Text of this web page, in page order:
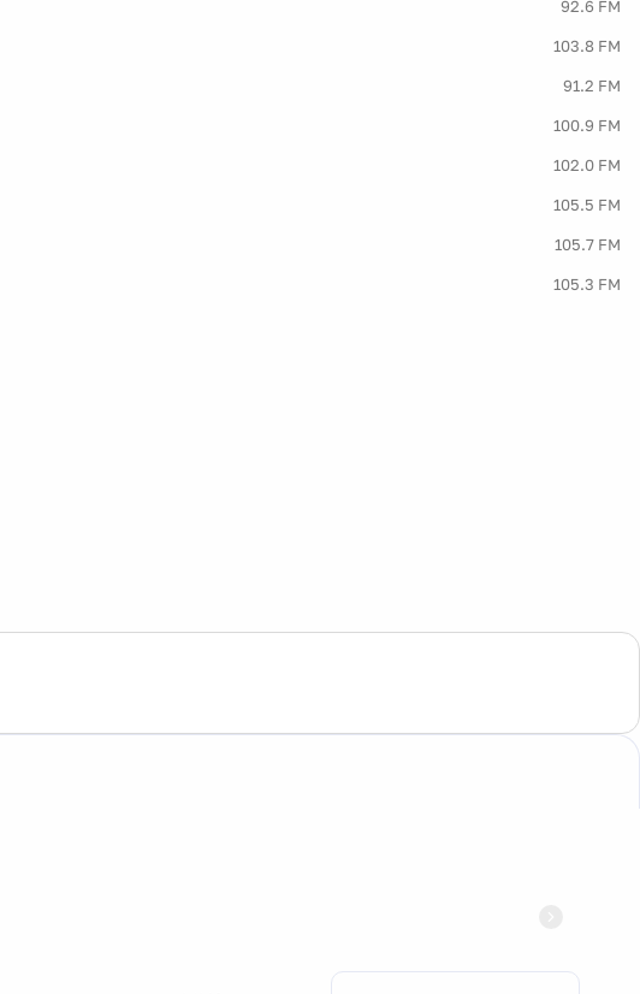
92.6 FM
103.8 FM
91.2 FM
100.9 FM
102.0 FM
105.5 FM
105.7 FM
105.3 FM